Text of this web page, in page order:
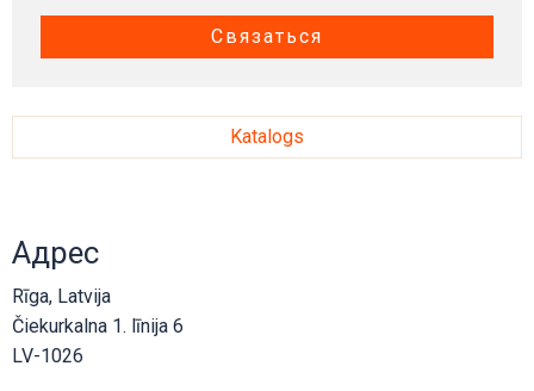
Связаться
Katalogs
Адрес
Rīga, Latvija
Čiekurkalna 1. līnija 6
LV-1026